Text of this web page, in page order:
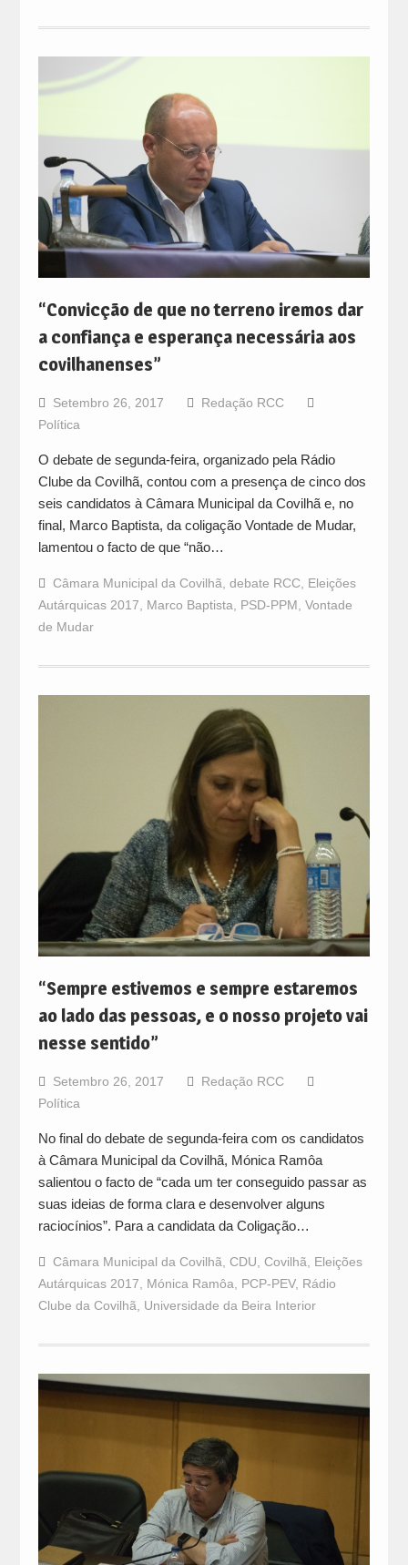
“Convicção de que no terreno iremos dar
a confiança e esperança necessária aos
covilhanenses”
Setembro 26, 2017
Redação RCC
Política
O debate de segunda-feira, organizado pela Rádio
Clube da Covilhã, contou com a presença de cinco dos
seis candidatos à Câmara Municipal da Covilhã e, no
final, Marco Baptista, da coligação Vontade de Mudar,
lamentou o facto de que “não…
Câmara Municipal da Covilhã debate RCC, Eleições
Autárquicas 2017
Marco Baptista PSD-PPM Vontade
de Mudar
“Sempre estivemos e sempre estaremos
ao lado das pessoas, e o nosso projeto vai
nesse sentido”
Setembro 26, 2017
Redação RCC
Política
No final do debate de segunda-feira com os candidatos
à Câmara Municipal da Covilhã, Mónica Ramôa
salientou o facto de “cada um ter conseguido passar as
suas ideias de forma clara e desenvolver alguns
raciocínios”. Para a candidata da Coligação…
Câmara Municipal da Covilhã, CDU, Covilhã, Eleições
Autárquicas 2017, Mónica Ramôa, PCP-PEV, Rádio
Clube da Covilhã, Universidade da Beira Interior